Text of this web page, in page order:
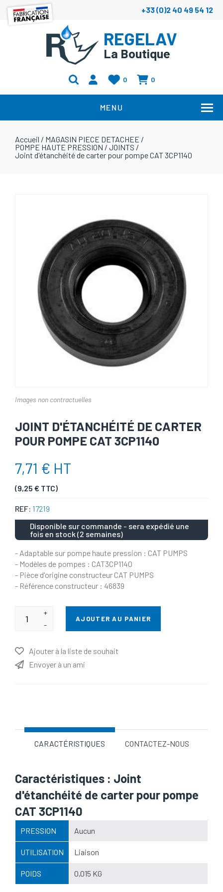
+33 (0)2 40 49 54 12
REGELAV
La Boutique
0 0
MENU
Accueil / MAGASIN PIECE DETACHEE /
POMPE HAUTE PRESSION / JOINTS /
Joint d'étanchéité de carter pour pompe CAT 3CP1140
Images non contractuelles
JOINT D'ÉTANCHÉITÉ DE CARTER
POUR POMPE CAT 3CP1140
7,71 € HT
(9,25 € TTC)
REF: 17219
Disponible sur commande - sera expédié une
fois en stock (2 semaines)
- Adaptable sur pompe haute pression : CAT PUMPS
- Modèles de pompes : CAT3CP1140
- Pièce d'origine constructeur CAT PUMPS
- Référence constructeur : 46839
+
-
AJOUTER AU PANIER
Ajouter à la liste de souhait
Envoyer à un ami
CARACTÉRISTIQUES CONTACTEZ-NOUS
Caractéristiques : Joint
d'étanchéité de carter pour pompe
CAT 3CP1140
PRESSION Aucun
UTILISATION Liaison
POIDS 0,015 KG